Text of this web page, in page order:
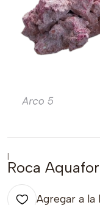
|
Roca
Agregar a la